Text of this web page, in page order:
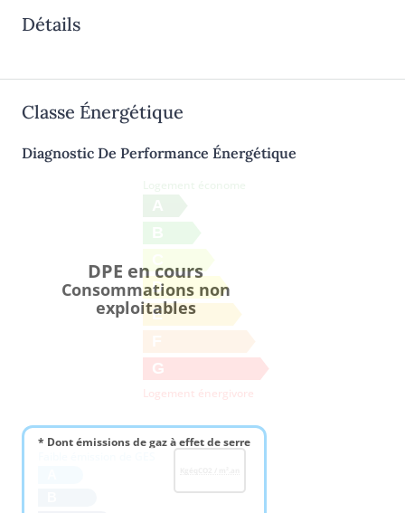
Détails
Classe Énergétique
Diagnostic De Performance Énergétique
D
E
G
Logement énergivore
DPE en cours
Consommations non
exploitables
* Dont émissions de gaz à effet de serre